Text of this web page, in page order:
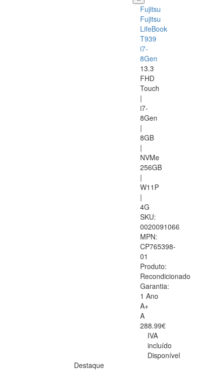
Fujitsu
Fujitsu
LifeBook
T939
i7-
8Gen
13.3
FHD
Touch
|
i7-
8Gen
|
8GB
|
NVMe
256GB
|
W11P
|
4G
SKU:
0020091066
MPN:
CP765398-
01
Produto:
Recondicionado
Garantia:
1 Ano
A+
A
288.99€
IVA
incluído
Disponível
Destaque